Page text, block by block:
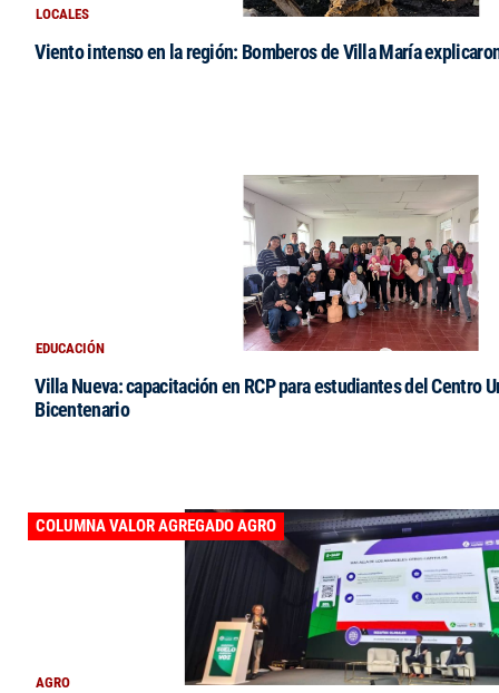
LOCALES
Viento intenso en la región: Bomberos de Villa María
EDUCACIÓN
Villa Nueva: capacitación en RCP para estudiantes del Centro
Bicentenario
AGRO
COLUMNA VALOR AGREGADO AGRO